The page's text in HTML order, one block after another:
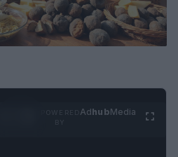
AdhubMedia